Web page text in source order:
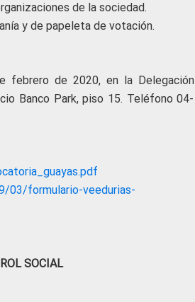
de la sociedad.
y de papeleta de votación.
febrero de 2020, en la Delegación
Banco Park, piso 15. Teléfono 04-
03/formulario-veedurias-
SOCIAL